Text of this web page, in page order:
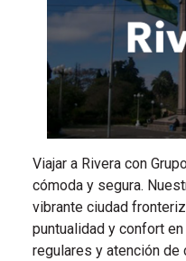
Viajar a Rivera con
cómoda y segura.
vibrante ciudad
puntualidad y confort
regulares y atención de